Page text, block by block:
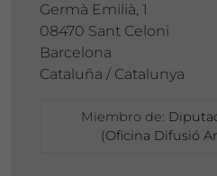
Germà Emilià, 1
08470 Sant Celoni
Barcelona
Cataluña / Catalunya
Miembro de:
(Oficina Difusió